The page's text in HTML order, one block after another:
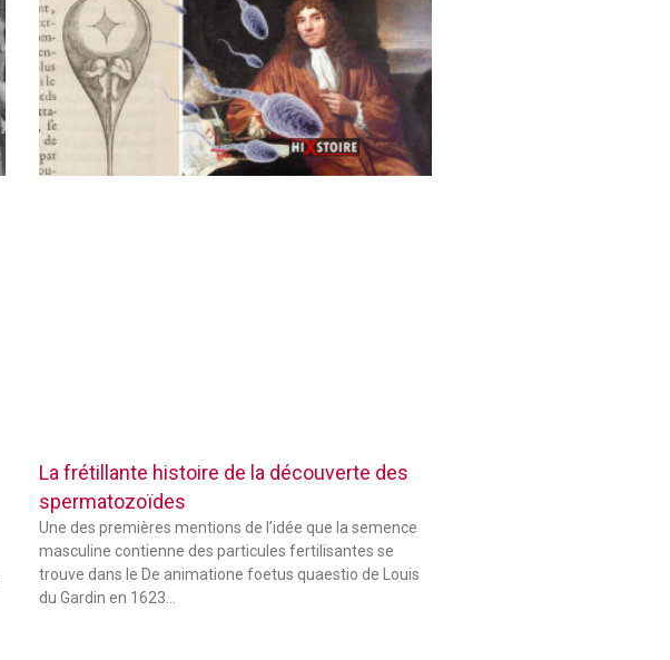
La frétillante histoire de la découverte des
spermatozoïdes
Une des premières mentions de l’idée que la semence
masculine contienne des particules fertilisantes se
trouve dans le De animatione foetus quaestio de Louis
du Gardin en 1623…